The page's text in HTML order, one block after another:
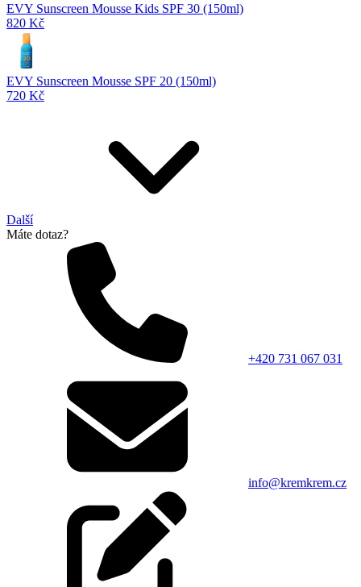
EVY Sunscreen Mousse Kids SPF 30 (150ml)
820 Kč
EVY Sunscreen Mousse SPF 20 (150ml)
720 Kč
Další
Máte dotaz?
+420 731 067 031
info@kremkrem.cz